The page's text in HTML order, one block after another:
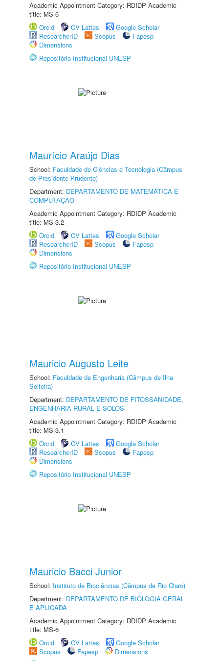
Academic Appointment Category: RDIDP Academic
title: MS-6
Orcid
CV Lattes
Google Scholar
ResearcherID
Scopus
Fapesp
Dimensions
Repositório Institucional UNESP
Maurício Araújo Dias
School: Faculdade de Ciências e Tecnologia (Câmpus
de Presidente Prudente)
Department: DEPARTAMENTO DE MATEMÁTICA E
COMPUTAÇÃO
Academic Appointment Category: RDIDP Academic
title: MS-3.2
Orcid
CV Lattes
Google Scholar
ResearcherID
Scopus
Fapesp
Dimensions
Repositório Institucional UNESP
Mauricio Augusto Leite
School: Faculdade de Engenharia (Câmpus de Ilha
Solteira)
Department: DEPARTAMENTO DE FITOSSANIDADE,
ENGENHARIA RURAL E SOLOS
Academic Appointment Category: RDIDP Academic
title: MS-3.1
Orcid
CV Lattes
Google Scholar
ResearcherID
Scopus
Fapesp
Dimensions
Repositório Institucional UNESP
Mauricio Bacci Junior
School: Instituto de Biociências (Câmpus de Rio Claro)
Department: DEPARTAMENTO DE BIOLOGIA GERAL
E APLICADA
Academic Appointment Category: RDIDP Academic
title: MS-6
Orcid
CV Lattes
Google Scholar
Scopus
Fapesp
Dimensions